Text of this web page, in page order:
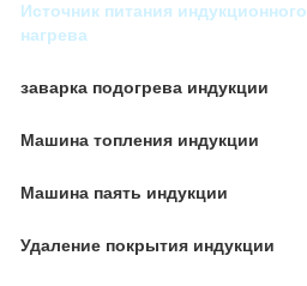
Источник питания индукционного
нагрева
заварка подогрева индукции
Машина топления индукции
Машина паять индукции
Удаление покрытия индукции